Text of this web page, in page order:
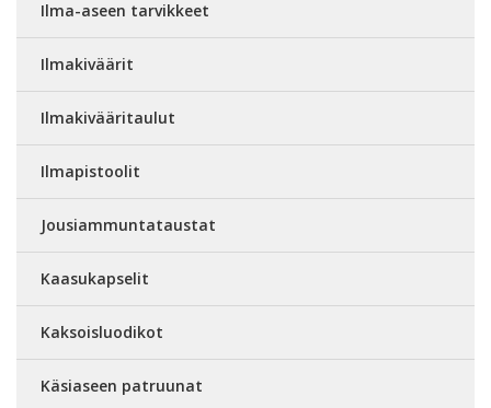
Ilma-aseen tarvikkeet
Ilmakiväärit
Ilmakivääritaulut
Ilmapistoolit
Jousiammuntataustat
Kaasukapselit
Kaksoisluodikot
Käsiaseen patruunat